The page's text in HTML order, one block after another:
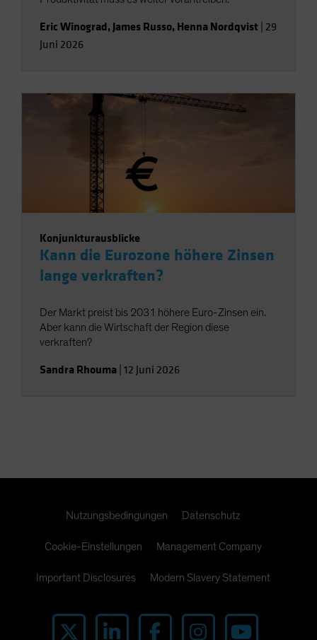
Eric Winograd,James Russo, Henna Nordqvist 29
Juni 2026
Konjunkturausblicke
Kann die Eurozone höhere Zinsen
lange verkraften?
Der Markt preist bis 2031 höhere Euro-Zinsen ein.
Aber kann die Wirtschaft der Region diese
verkraften?
Sandra Rhouma 12 Juni 2026
Nutzungsbedingungen Datenschutz
Cookie-Einstellungen Management Company
Important Disclosures Modern Slavery Statement